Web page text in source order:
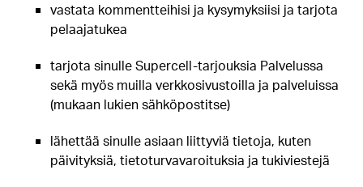
vastata kommentteihisi ja kysymyksiisi ja tarjota
pelaajatukea
tarjota sinulle Supercell-tarjouksia Palvelussa
sekä myös muilla verkkosivustoilla ja palveluissa
(mukaan lukien sähköpostitse)
lähettää sinulle asiaan liittyviä tietoja, kuten
päivityksiä, tietoturvavaroituksia ja tukiviestejä